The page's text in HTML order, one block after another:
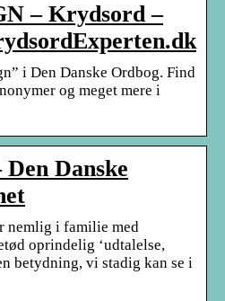
– Krydsord –
i Den Danske Ordbog. Find
og meget mere i
Danske
nemlig i familie med
oprindelig ‘udtalelse,
betydning, vi stadig kan se i